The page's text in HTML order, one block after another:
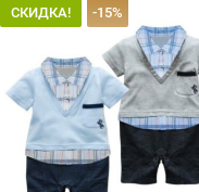
СКИДКА! -15%